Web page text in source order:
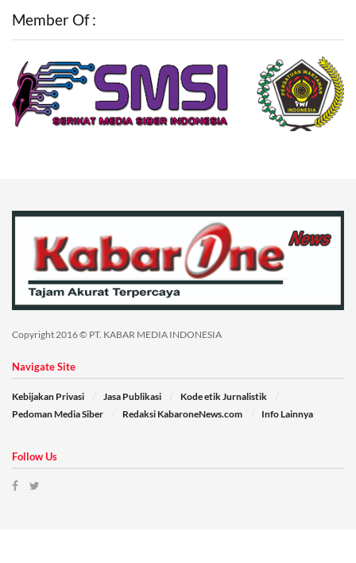
Member Of :
Copyright 2016 © PT. KABAR MEDIA INDONESIA
Navigate Site
Kebijakan Privasi Jasa Publikasi
Kode etik Jurnalistik
Pedoman Media Siber
Redaksi KabaroneNews.com Info Lainnya
Follow Us